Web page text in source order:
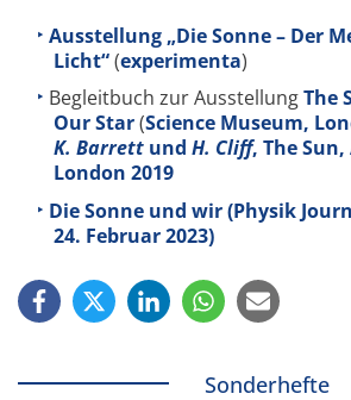
Ausstellung „Die Sonne – Der
Licht“(experimenta)
Begleitbuch zur AusstellungThe
Our Star(Science Museum,
K. Barrett und H. Cliff, The Sun,
London 2019
Die Sonne und wir (Physik
24. Februar 2023)
Sonderhefte